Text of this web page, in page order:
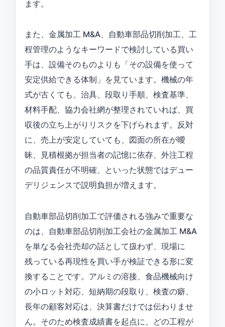
ます。
また、金属加工 M&A、自動車部品切削加工、工
程管理のようなキーワードで検討している買い
手は、設備そのものよりも「その設備を使って
安定供給できる体制」を見ています。機械の年
式が古くても、治具、段取り手順、検査基準、
材料手配、協力会社網が整理されていれば、買
収後の立ち上がりリスクを下げられます。反対
に、売上が安定していても、図面の所在が曖
昧、見積根拠が担当者の記憶に依存、外注工程
の品質責任が不明確、といった状態ではデュー
デリジェンスで説明負担が増えます。
自動車部品切削加工で評価される強みで重要な
のは、自動車部品切削加工会社の金属加工 M&A
を単なる会社売却の話として扱わず、現場に
残っている再現性を買い手が検証できる形に変
換することです。アルミの溶接、食品機械向け
の小ロット対応、短納期の段取り、検査の癖、
長年の顧客対応は、決算書だけでは伝わりませ
ん。そのため検査成績書を起点に、どの工程が